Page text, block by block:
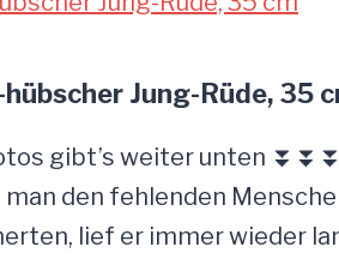
hübscher Jung-Rüde, 35
gibt’s weiter unten
den fehlenden
lief er immer wieder